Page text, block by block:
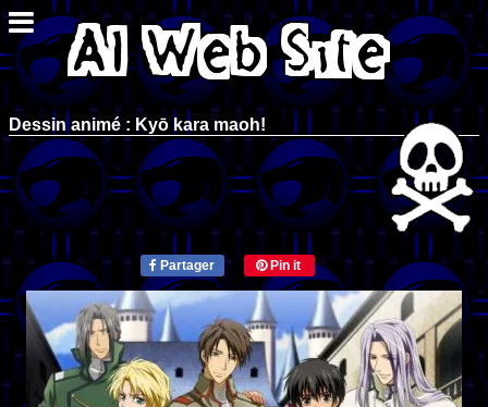
Dessin animé : Kyō kara maoh!
Partager Pin it